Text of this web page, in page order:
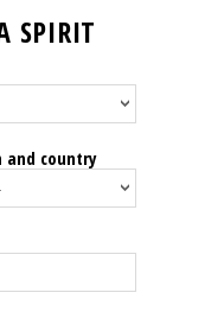
SPIRIT
and country